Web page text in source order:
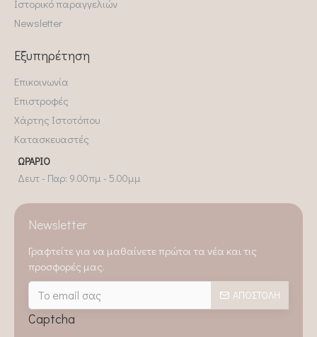
Ιστορικό παραγγελιών
Newsletter
Εξυπηρέτηση
Επικοινωνία
Επιστροφές
Χάρτης Ιστοτόπου
Κατασκευαστές
ΩΡΆΡΙΟ
Δευτ - Παρ: 9.00πμ - 5.00μμ
Newsletter
Γραφτείτε για να μαθαίνετε πρώτοι τα νέα και τις
προσφορές μας.
ΑΠΟΣΤΟΛΉ
Captcha